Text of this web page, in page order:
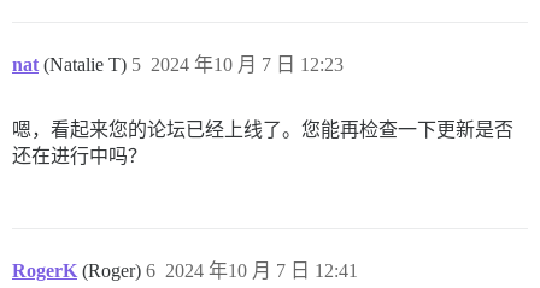
nat (Natalie T) 2024 年10 月 7 日 12:23
5
嗯，看起来您的论坛已经上线了。您能再检查一下更新是否
还在进行中吗？
RogerK (Roger) 2024 年10 月 7 日 12:41
6